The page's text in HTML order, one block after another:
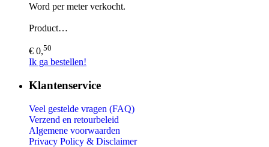
Word per meter verkocht.
Product…
€ 0,50
Ik ga bestellen!
Klantenservice
Veel gestelde vragen (FAQ)
Verzend en retourbeleid
Algemene voorwaarden
Privacy Policy & Disclaimer